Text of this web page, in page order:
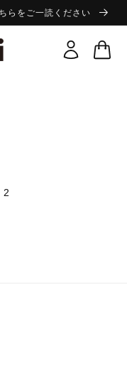
らをご一読ください
ロ
グ
イ
ー
2